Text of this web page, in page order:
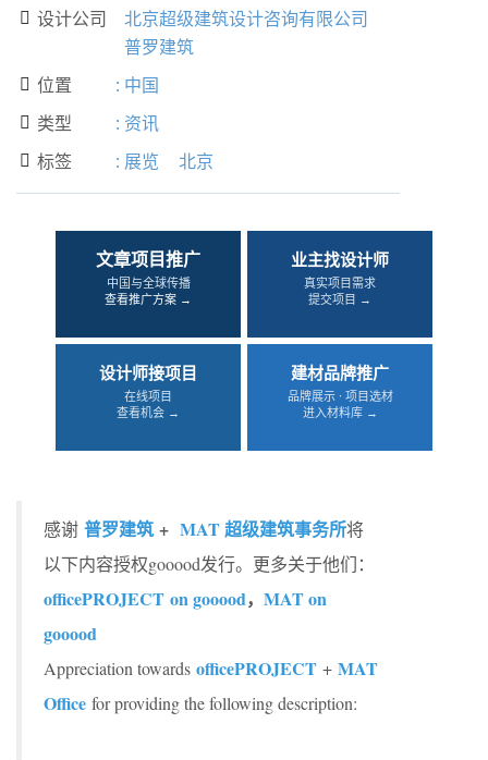
 设计公司
北京超级建筑设计咨询有限公司
普罗建筑
 位置 : 中国
 类型 : 资讯
 标签 : 展览 北京
文章项目推广
中国与全球传播
查看推广方案 →
业主找设计师
真实项目需求
提交项目 →
设计师接项目
在线项目
查看机会 →
建材品牌推广
品牌展示 · 项目选材
进入材料库 →
感谢 普罗建筑+ MAT 超级建筑事务所将
以下内容授权gooood发行。更多关于他们：
officePROJECT on gooood， MAT on
gooood
Appreciation towards officePROJECT + MAT
Office for providing the following description: